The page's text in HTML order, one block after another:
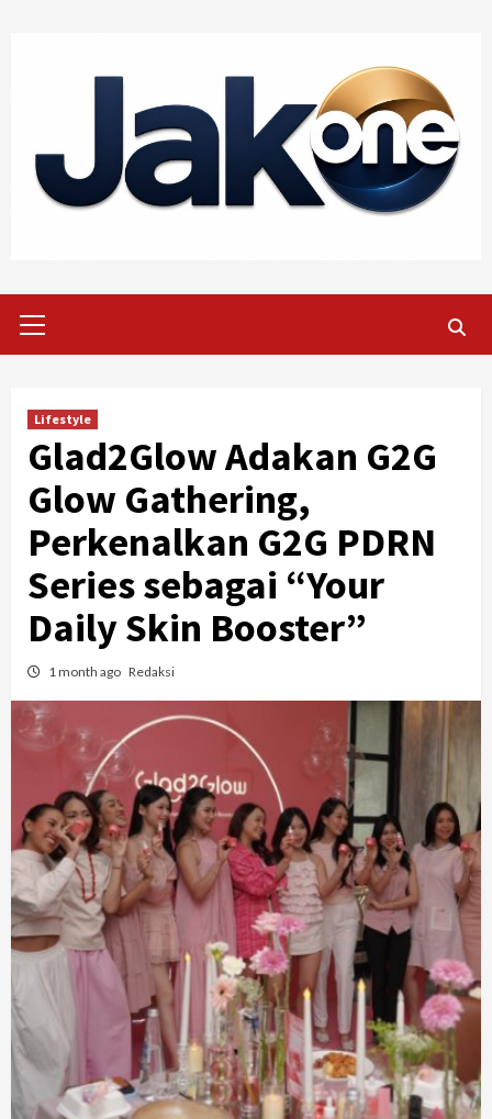
Menu
Lifestyle
Glad2Glow Adakan G2G
Glow Gathering,
Perkenalkan G2G PDRN
Series sebagai “Your
Daily Skin Booster”
1 month ago Redaksi